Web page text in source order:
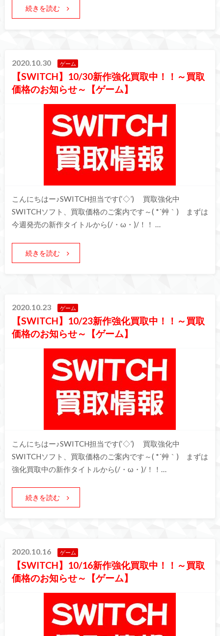
続きを読む
2020.10.30 ゲーム
【SWITCH】10/30新作強化買取中！！～買取
価格のお知らせ～【ゲーム】
こんにちはー♪SWITCH担当です(‘◇’)ゞ 買取強化中
SWITCHソフト、買取価格のご案内です～( *´艸｀) まずは
今週発売の新作タイトルから(/・ω・)/！！ …
続きを読む
2020.10.23 ゲーム
【SWITCH】10/23新作強化買取中！！～買取
価格のお知らせ～【ゲーム】
こんにちはー♪SWITCH担当です(‘◇’)ゞ 買取強化中
SWITCHソフト、買取価格のご案内です～( *´艸｀) まずは
強化買取中の新作タイトルから(/・ω・)/！！…
続きを読む
2020.10.16 ゲーム
【SWITCH】10/16新作強化買取中！！～買取
価格のお知らせ～【ゲーム】